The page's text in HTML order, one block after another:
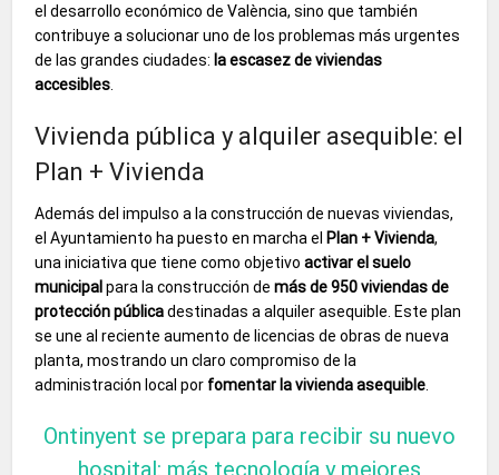
el desarrollo económico de València, sino que también
contribuye a solucionar uno de los problemas más urgentes
de las grandes ciudades: la escasez de viviendas
accesibles
Vivienda pública y alquiler asequible: el
Plan + Vivienda
Además del impulso a la construcción de nuevas viviendas,
el Ayuntamiento ha puesto en marcha el Plan + Vivienda,
una iniciativa que tiene como objetivoactivar el suelo
municipal para la construcción demás de 950 viviendas de
protección públicadestinadas a alquiler asequible. Este plan
se une al reciente aumento de licencias de obras de nueva
planta, mostrando un claro compromiso de la
administración local por fomentar la vivienda asequible
Ontinyent se prepara para recibir su nuevo
hospital: más tecnología y mejores